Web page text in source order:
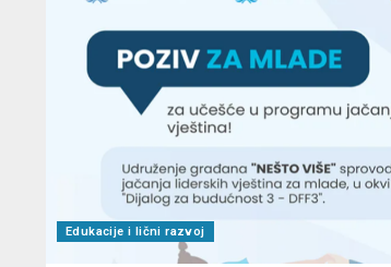
Edukacije i lični razvoj